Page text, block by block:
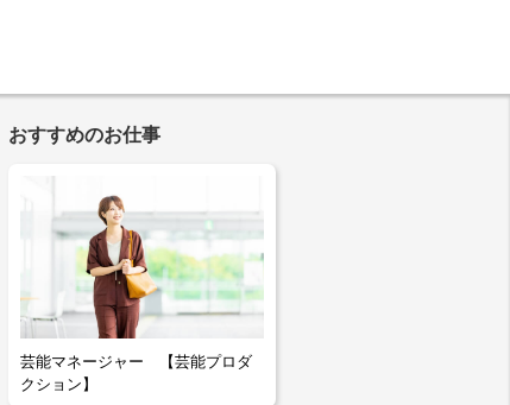
おすすめのお仕事
芸能マネージャー 【芸能プロダ
クション】